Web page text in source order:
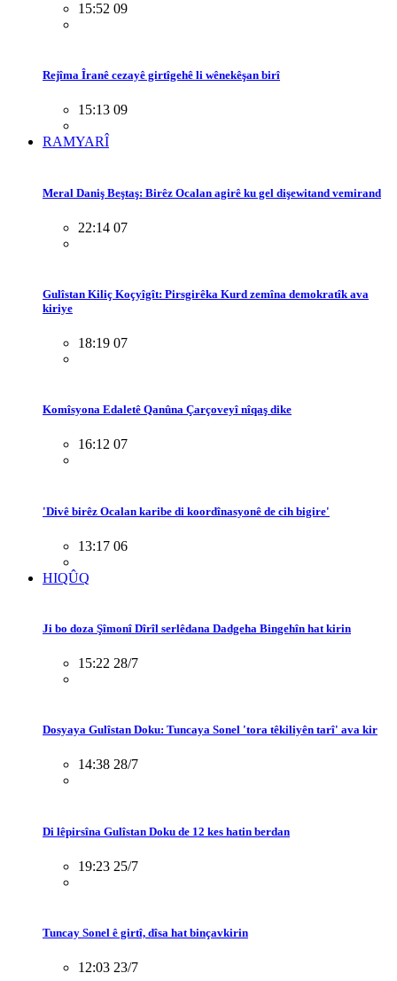
15:52 09
Rejîma Îranê cezayê girtîgehê li wênekêşan birî
15:13 09
RAMYARÎ
Meral Daniş Beştaş: Birêz Ocalan agirê ku gel dişewitand vemirand
22:14 07
Gulîstan Kiliç Koçyîgît: Pirsgirêka Kurd zemîna demokratîk ava
kiriye
18:19 07
Komîsyona Edaletê Qanûna Çarçoveyî nîqaş dike
16:12 07
'Divê birêz Ocalan karibe di koordînasyonê de cih bigire'
13:17 06
HIQÛQ
Ji bo doza Şîmonî Dîrîl serlêdana Dadgeha Bingehîn hat kirin
15:22 28/7
Dosyaya Gulîstan Doku: Tuncaya Sonel 'tora têkiliyên tarî' ava kir
14:38 28/7
Di lêpirsîna Gulîstan Doku de 12 kes hatin berdan
19:23 25/7
Tuncay Sonel ê girtî, dîsa hat binçavkirin
12:03 23/7